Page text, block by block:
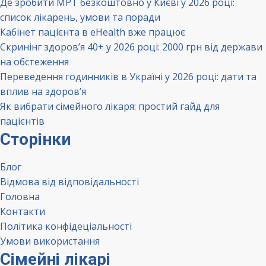
список лікарень, умови та поради
Кабінет пацієнта в eHealth вже працює
Скринінг здоров’я 40+ у 2026 році: 2000 грн від держави
на обстеження
Переведення годинників в Україні у 2026 році: дати та
вплив на здоров’я
Як вибрати сімейного лікаря: простий гайд для
пацієнтів
Сторінки
Блог
Відмова від відповідальності
Головна
Контакти
Політика конфідеціальності
Умови використання
Сімейні лікарі